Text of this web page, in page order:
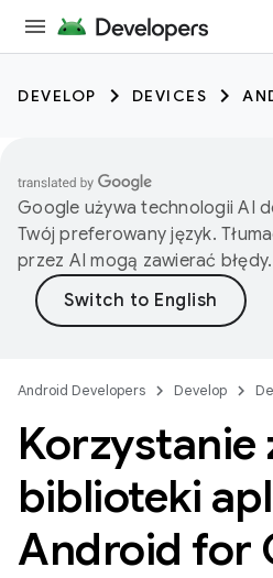
DEVELOP DEVICES
Google używa technologii AI
Twój preferowany język.
przez AI mogą zawierać błędy.
Android Developers Develop
Korzystanie
biblioteki
Android for